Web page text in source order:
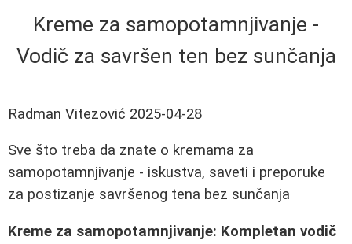
Kreme za samopotamnjivanje -
Vodič za savršen ten bez sunčanja
Radman Vitezović 2025-04-28
Sve što treba da znate o kremama za
samopotamnjivanje - iskustva, saveti i preporuke
za postizanje savršenog tena bez sunčanja
Kreme za samopotamnjivanje: Kompletan vodič